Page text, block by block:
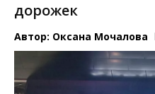
дорожек
Автор: Оксана Мочалова